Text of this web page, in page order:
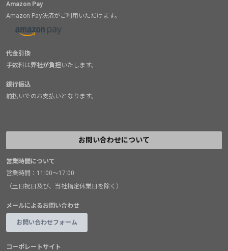
Amazon Pay
Amazon Pay決済がご利用いただけます。
代金引換
手数料は弊社が負担いたします。
銀行振込
前払いでのお支払いとなります。
お問い合わせについて
営業時間について
営業時間：11:00～17:00
（土日祝日及び、当社指定休業日を除く）
メールによるお問い合わせ
お問い合わせフォーム
コーポレートサイト